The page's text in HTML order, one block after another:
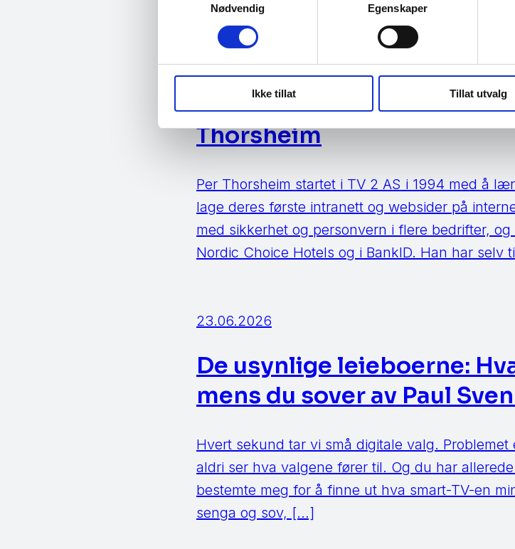
Nødvendig
Egenskaper
Ikke tillat Tillat utvalg
03.07.2026
Sikkerhetsteater – En
tullete regler som ikke
Thorsheim
Per Thorsheim startet i TV 2 AS i 1994 med å
lage deres første intranett og websider på
med sikkerhet og personvern i flere bedrifter,
Nordic Choice Hotels og i BankID. Han har selv
23.06.2026
De usynlige leieboerne:
mens du sover av Paul
Hvert sekund tar vi små digitale valg.
aldri ser hva valgene fører til. Og du har
bestemte meg for å finne ut hva smart-TV-en
senga og sov, […]